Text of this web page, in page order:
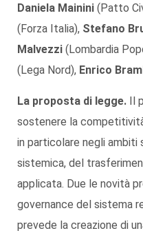
Daniela Mainini (Patto
(Forza Italia), Stefano
Malvezzi (Lombardia
(Lega Nord), Enrico
La proposta di legge. Il
sostenere la
in particolare negli ambiti
sistemica, del
applicata. Due le novità
governance del sistema
prevede la creazione di